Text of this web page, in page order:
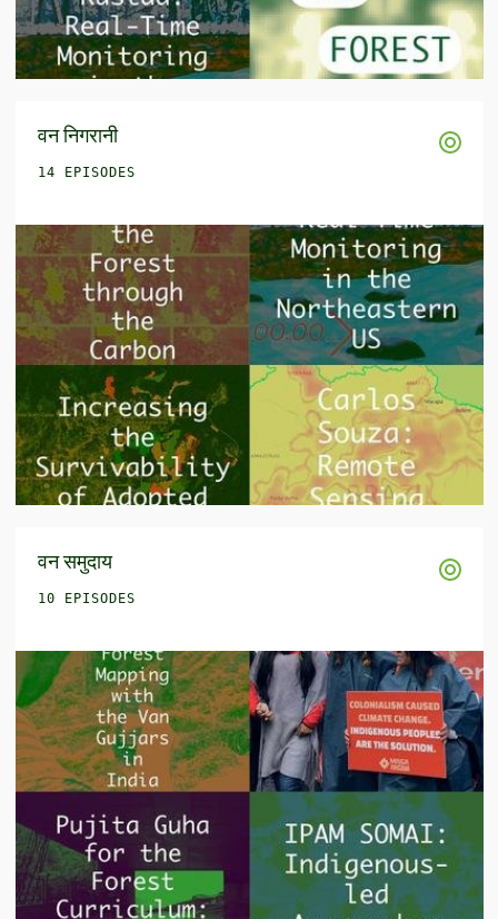
वन निगरानी
14 EPISODES
वन समुदाय
10 EPISODES